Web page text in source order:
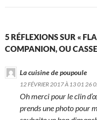
5 RÉFLEXIONS SUR «
COMPANION, OU
La cuisine de poupoule
12 FÉVRIER 2017 À 13 01 26
Oh merci pour le clin
prends une photo pour